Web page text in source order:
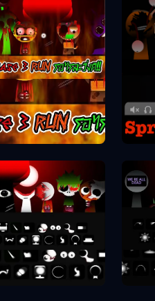
Phase 3
Phase 8